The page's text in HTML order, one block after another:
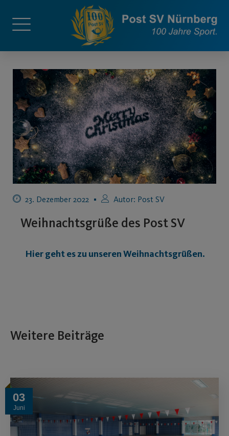
23. Dezember 2022 Autor: Post SV
Weihnachtsgrüße des Post SV
Hier geht es zu unseren Weihnachtsgrüßen.
Weitere Beiträge
03
Juni